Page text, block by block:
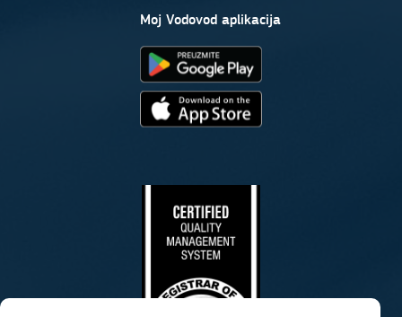
Moj Vodovod aplikacija